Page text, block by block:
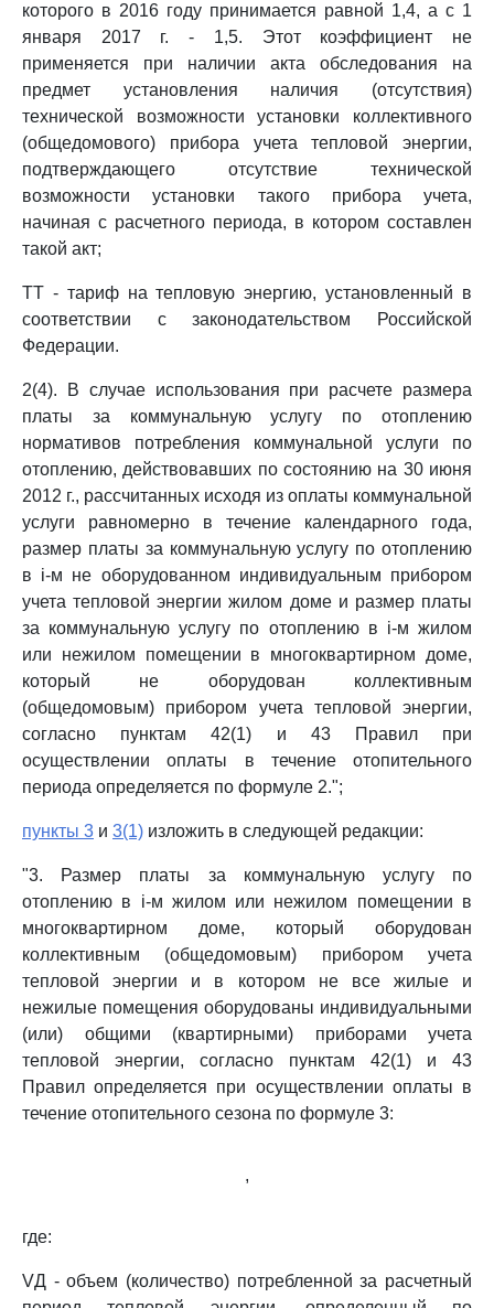
которого в 2016 году принимается равной 1,4, а с 1
января 2017 г. - 1,5. Этот коэффициент не
применяется при наличии акта обследования на
предмет установления наличия (отсутствия)
технической возможности установки коллективного
(общедомового) прибора учета тепловой энергии,
подтверждающего отсутствие технической
возможности установки такого прибора учета,
начиная с расчетного периода, в котором составлен
такой акт;
TT - тариф на тепловую энергию, установленный в
соответствии с законодательством Российской
Федерации.
2(4). В случае использования при расчете размера
платы за коммунальную услугу по отоплению
нормативов потребления коммунальной услуги по
отоплению, действовавших по состоянию на 30 июня
2012 г., рассчитанных исходя из оплаты коммунальной
услуги равномерно в течение календарного года,
размер платы за коммунальную услугу по отоплению
в i-м не оборудованном индивидуальным прибором
учета тепловой энергии жилом доме и размер платы
за коммунальную услугу по отоплению в i-м жилом
или нежилом помещении в многоквартирном доме,
который не оборудован коллективным
(общедомовым) прибором учета тепловой энергии,
согласно пунктам 42(1) и 43 Правил при
осуществлении оплаты в течение отопительного
периода определяется по формуле 2.";
пункты 3 и 3(1) изложить в следующей редакции:
"3. Размер платы за коммунальную услугу по
отоплению в i-м жилом или нежилом помещении в
многоквартирном доме, который оборудован
коллективным (общедомовым) прибором учета
тепловой энергии и в котором не все жилые и
нежилые помещения оборудованы индивидуальными
(или) общими (квартирными) приборами учета
тепловой энергии, согласно пунктам 42(1) и 43
Правил определяется при осуществлении оплаты в
течение отопительного сезона по формуле 3:
,
где:
VД - объем (количество) потребленной за расчетный